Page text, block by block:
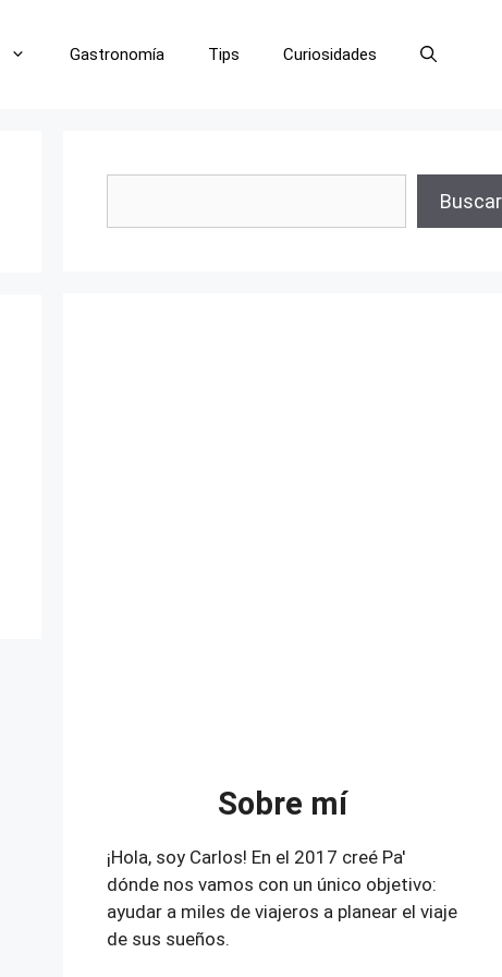
Gastronomía Tips Curiosidades
Buscar
Sobre mí
¡Hola, soy Carlos! En el 2017 creé Pa'
dónde nos vamos con un único objetivo:
ayudar a miles de viajeros a planear el viaje
de sus sueños.